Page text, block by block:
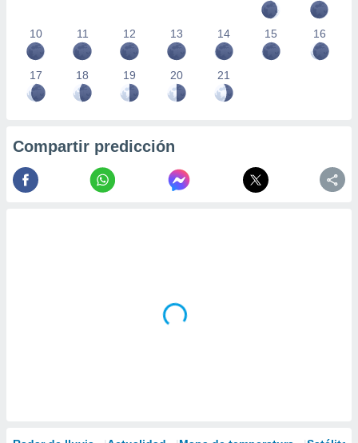
10 11 12 13 14 15 16
17 18 19 20 21
Compartir predicción